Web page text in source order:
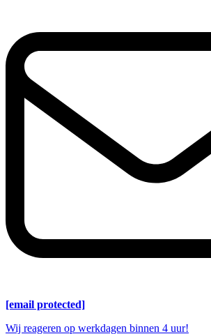
[email protected]
Wij reageren op werkdagen binnen 4 uur!